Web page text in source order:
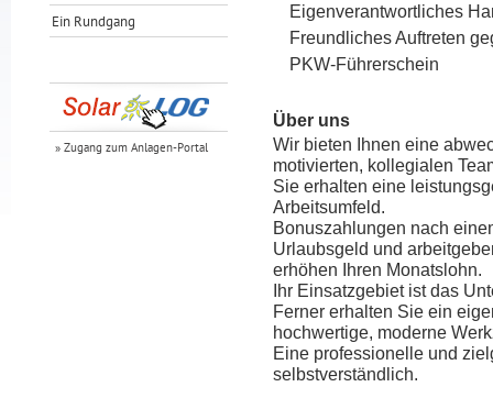
Ein Rundgang
» Zugang zum Anlagen-Portal
Eigenverantwortliches
Freundliches Auftreten
PKW-Führerschein
Über uns
Wir bieten Ihnen eine
motivierten, kollegialen
Sie erhalten eine
Arbeitsumfeld.
Bonuszahlungen nach
Urlaubsgeld und
erhöhen Ihren Monatslohn.
Ihr Einsatzgebiet ist das
Ferner erhalten Sie ein
hochwertige, moderne
Eine professionelle und
selbstverständlich.